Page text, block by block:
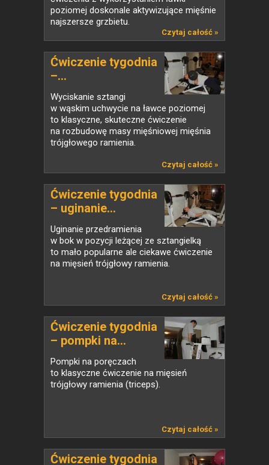
poziomej doskonale aktywizujące mięśnie
najszersze grzbietu.
Czytaj całość »
Ćwiczenie tygodnia
–...
Wyciskanie sztangi
w wąskim uchwycie na ławce poziomej
to klasyczne, skuteczne ćwiczenie
na rozbudowę masy mięśniowej mięśnia
trójgłowego ramienia.
Czytaj całość »
Ćwiczenie tygodnia
– uginanie...
Uginanie przedramienia
w bok w pozycji leżącej ze sztangielką
to mało popularne ale ciekawe ćwiczenie
na mięsień trójgłowy ramienia.
Czytaj całość »
Ćwiczenie tygodnia
– pompki na...
Pompki na poręczach
to klasyczne ćwiczenie na mięsień
trójgłowy ramienia (triceps).
Czytaj całość »
Ćwiczenie tygodnia